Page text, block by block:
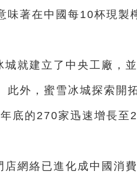
味著在中國每10杯現製
就建立了中央工廠，
此外，蜜雪冰城探索開
底的270家迅速增長至
網絡已進化成中國消